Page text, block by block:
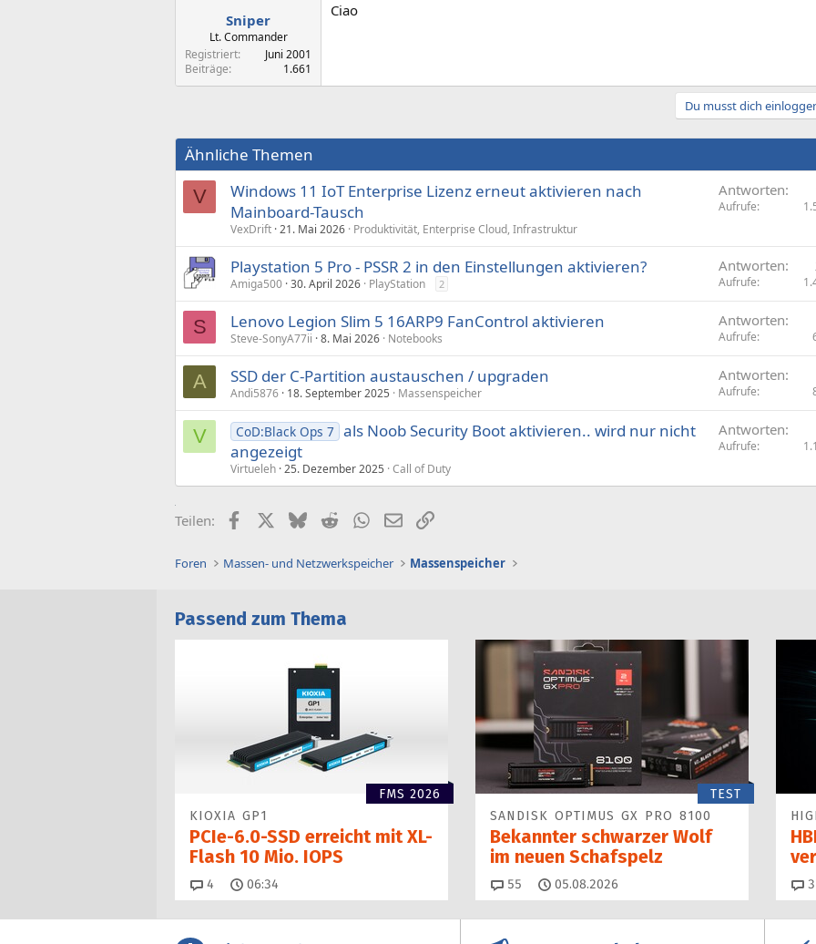
Sniper
Lt. Commander
Registriert
Juni 2001
Beiträge
1.661
Ciao
Du musst dich
Ähnliche Themen
V
Windows 11 IoT Enterprise Lizenz erneut aktivieren nach
Mainboard-Tausch
VexDrift 21. Mai 2026 Produktivität, Enterprise Cloud, Infrastruktur
Antworten
Aufrufe
Playstation 5 Pro - PSSR 2 in den Einstellungen aktivieren?
Amiga500 30. April 2026 PlayStation 2
Antworten
Aufrufe
S Lenovo Legion Slim 5 16ARP9 FanControl aktivieren
Steve-SonyA77ii 8. Mai 2026 Notebooks
Antworten
Aufrufe
A SSD der C-Partition austauschen / upgraden
Andi5876 18. September 2025 Massenspeicher
Antworten
Aufrufe
V CoD:Black Ops 7 als Noob Security Boot aktivieren.. wird nur nicht
angezeigt
Virtueleh 25. Dezember 2025 Call of Duty
Antworten
Aufrufe
Teilen: FacebookX (Twitter)
BlueskyRedditWhatsApp
E-MailLink
Foren Massen- und Netzwerkspeicher Massenspeicher
Passend zum Thema
FMS 2026
KIOXIA GP1
PCIe-6.0-SSD erreicht mit XL-
Flash 10 Mio. IOPS
4 Kommentare
06:34
TEST
SANDISK OPTIMUS GX PRO 8100
Bekannter schwarzer Wolf
im neuen Schafspelz
55 Kommentare
05.08.2026